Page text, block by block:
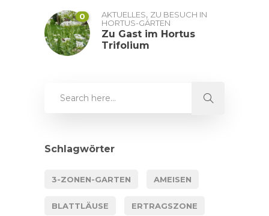
0 AKTUELLES, ZU BESUCH IN
HORTUS-GÄRTEN
Zu Gast im Hortus
Trifolium
Schlagwörter
3-ZONEN-GARTEN AMEISEN
BLATTLÄUSE ERTRAGSZONE